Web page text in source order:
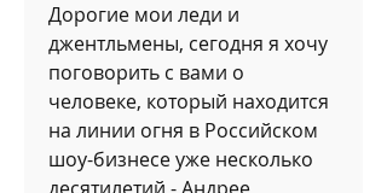
Дорогие мои леди и
джентльмены, сегодня я хочу
поговорить с вами о
человеке, который находится
на линии огня в Российском
шоу-бизнесе уже несколько